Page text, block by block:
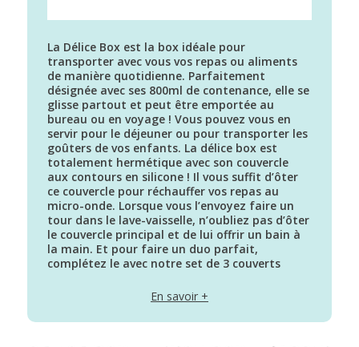
La Délice Box est la box idéale pour
transporter avec vous vos repas ou aliments
de manière quotidienne. Parfaitement
désignée avec ses 800ml de contenance, elle se
glisse partout et peut être emportée au
bureau ou en voyage ! Vous pouvez vous en
servir pour le déjeuner ou pour transporter les
goûters de vos enfants. La délice box est
totalement hermétique avec son couvercle
aux contours en silicone ! Il vous suffit d’ôter
ce couvercle pour réchauffer vos repas au
micro-onde. Lorsque vous l’envoyez faire un
tour dans le lave-vaisselle, n’oubliez pas d’ôter
le couvercle principal et de lui offrir un bain à
la main. Et pour faire un duo parfait,
complétez le avec notre set de 3 couverts
Matières – PP, siliconeEn savoir +